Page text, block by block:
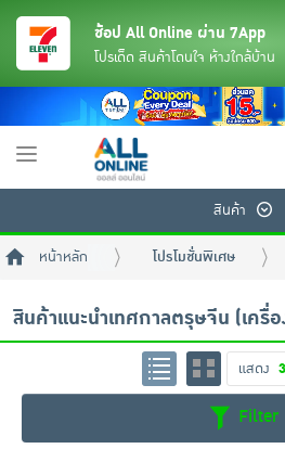
ช้อป All Online ผ่าน 7App
โปรเด็ด สินค้าโดนใจ ห้างใกล้บ้าน
Toggle
สินค้า
หน้าหลัก โปรโมชั่นพิเศษ
สินค้าแนะนำเทศกาลตรุษจีน (เครื่
แสดง
Filter